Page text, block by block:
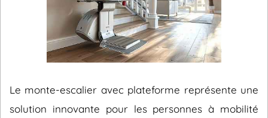
Le monte-escalier avec plateforme représente une
solution innovante pour les personnes à mobilité